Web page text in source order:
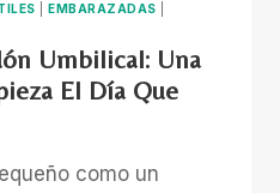
EMBARAZADAS
Umbilical: Una
El Día Que
como un